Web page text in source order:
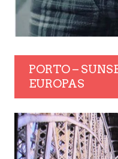
PORTO –
EUROPAS